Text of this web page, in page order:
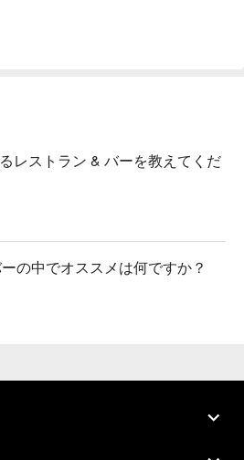
レストラン & バーを教えてくだ
の中でオススメは何ですか？